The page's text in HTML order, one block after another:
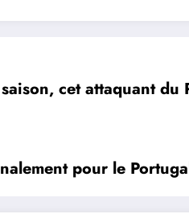
cet attaquant
pour le